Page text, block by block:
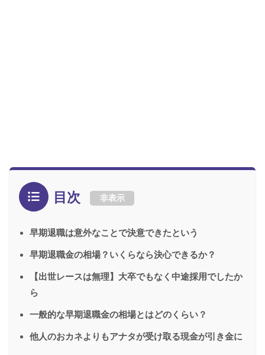
目次 非表示
早期退職は意外なことで決意できたという
早期退職金の相場？いくらなら決心できるか？
【出世レースは無理】大卒でもなく中途採用でしたか
ら
一般的な早期退職金の相場とはどのくらい？
他人のおカネよりもアナタが受け取る現金が引き金に